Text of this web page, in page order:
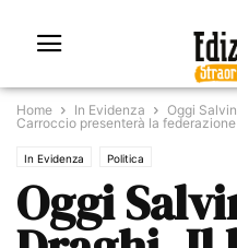
Home In Evidenza
Oggi
Carroccio presenterà la
In Evidenza Politica
Oggi